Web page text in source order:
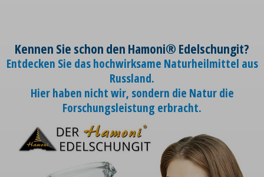
Kennen Sie schon den Hamoni® Edelschungit?
Entdecken Sie das hochwirksame Naturheilmittel aus
Russland.
Hier haben nicht wir, sondern die Natur die
Forschungsleistung erbracht.